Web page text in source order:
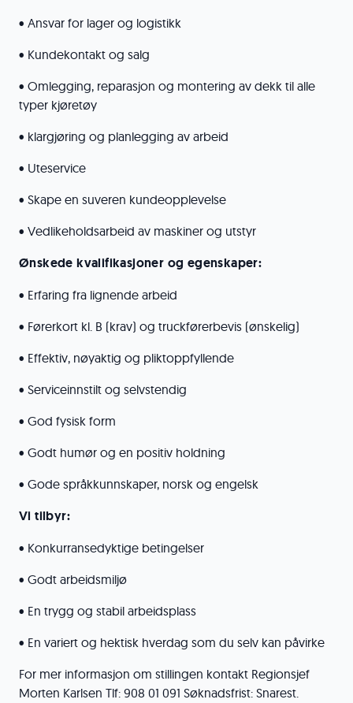
• Ansvar for lager og logistikk
• Kundekontakt og salg
• Omlegging, reparasjon og montering av dekk til alle
typer kjøretøy
• klargjøring og planlegging av arbeid
• Uteservice
• Skape en suveren kundeopplevelse
• Vedlikeholdsarbeid av maskiner og utstyr
Ønskede kvalifikasjoner og egenskaper:
• Erfaring fra lignende arbeid
• Førerkort kl. B (krav) og truckførerbevis (ønskelig)
• Effektiv, nøyaktig og pliktoppfyllende
• Serviceinnstilt og selvstendig
• God fysisk form
• Godt humør og en positiv holdning
• Gode språkkunnskaper, norsk og engelsk
Vi tilbyr:
• Konkurransedyktige betingelser
• Godt arbeidsmiljø
• En trygg og stabil arbeidsplass
• En variert og hektisk hverdag som du selv kan påvirke
For mer informasjon om stillingen kontakt Regionsjef
Morten Karlsen Tlf: 908 01 091 Søknadsfrist: Snarest.